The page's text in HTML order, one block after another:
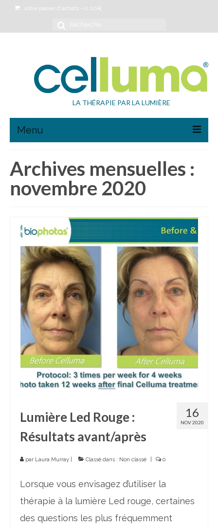
Votre panier d'achats - 0,00 €
Rechercher
LA THÉRAPIE PAR LA LUMIÈRE
Menu
Anti-âge
Anti-acné
Cicatrisation
Seconde Main
Archives mensuelles :
novembre 2020
16
NOV 2020
Lumière Led Rouge :
Résultats avant/après
par Laura Murray Classé dans : Non classé 0
Lorsque vous envisagez d’utiliser la
thérapie à la lumière Led rouge, certaines
des questions les plus fréquemment